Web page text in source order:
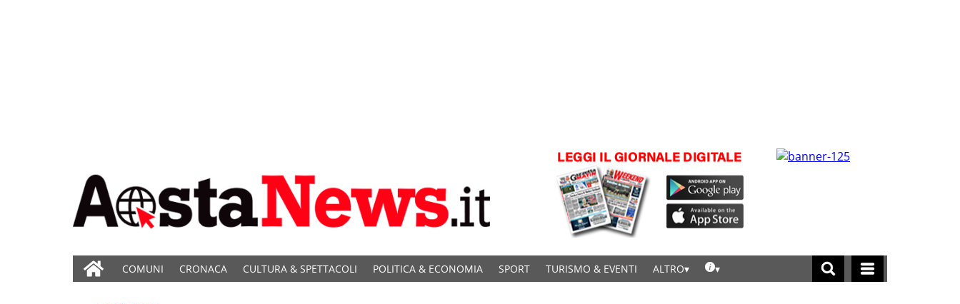
COMUNI CRONACA CULTURA & SPETTACOLI POLITICA & ECONOMIA SPORT TURISMO & EVENTI ALTRO